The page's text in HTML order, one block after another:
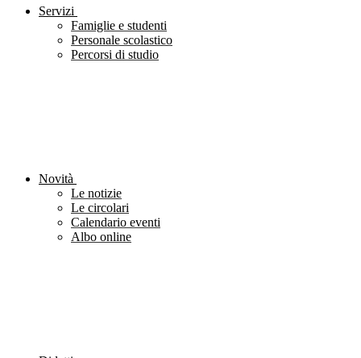
Servizi
Famiglie e studenti
Personale scolastico
Percorsi di studio
Novità
Le notizie
Le circolari
Calendario eventi
Albo online